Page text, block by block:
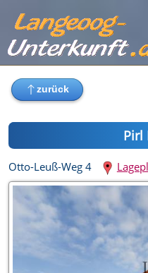
Pirl
Otto-Leuß-Weg 4